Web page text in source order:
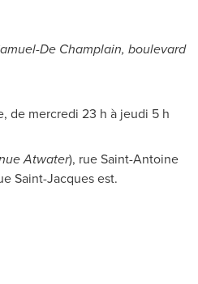
De Champlain, boulevard
de mercredi 23 h à jeudi 5 h
Atwater), rueSaint-Antoine
Saint-Jacquesest.